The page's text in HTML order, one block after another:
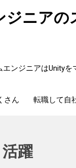
ジニアの
エンジニアはUnityを
さん 転職して自
活躍